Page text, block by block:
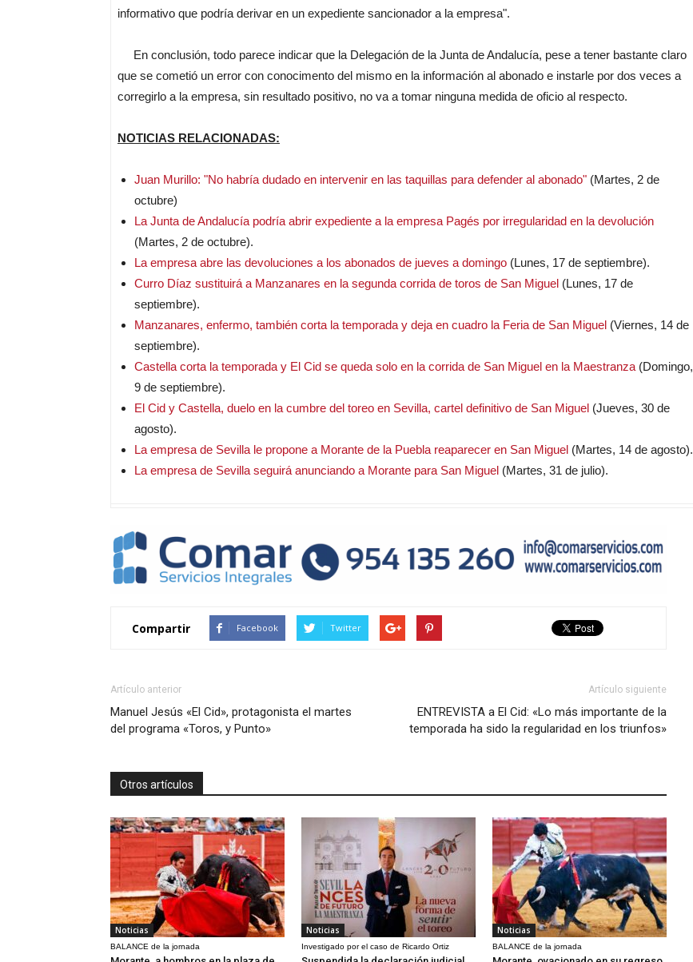
informativo que podría derivar en un expediente sancionador a la empresa".
En conclusión, todo parece indicar que la Delegación de la Junta de Andalucía, pese a tener bastante claro
que se cometió un error con conocimento del mismo en la información al abonado e instarle por dos veces a
corregirlo a la empresa, sin resultado positivo, no va a tomar ninguna medida de oficio al respecto.
NOTICIAS RELACIONADAS:
Juan Murillo: "No habría dudado en intervenir en las taquillas para defender al abonado" (Martes, 2 de
octubre)
La Junta de Andalucía podría abrir expediente a la empresa Pagés por irregularidad en la devolución
(Martes, 2 de octubre).
La empresa abre las devoluciones a los abonados de jueves a domingo (Lunes, 17 de septiembre).
Curro Díaz sustituirá a Manzanares en la segunda corrida de toros de San Miguel (Lunes, 17 de
septiembre).
Manzanares, enfermo, también corta la temporada y deja en cuadro la Feria de San Miguel (Viernes, 14 de
septiembre).
Castella corta la temporada y El Cid se queda solo en la corrida de San Miguel en la Maestranza (Domingo,
9 de septiembre).
El Cid y Castella, duelo en la cumbre del toreo en Sevilla, cartel definitivo de San Miguel (Jueves, 30 de
agosto).
La empresa de Sevilla le propone a Morante de la Puebla reaparecer en San Miguel (Martes, 14 de agosto).
La empresa de Sevilla seguirá anunciando a Morante para San Miguel (Martes, 31 de julio).
Compartir Facebook Twitter
Artículo anterior
Manuel Jesús «El Cid», protagonista el martes
del programa «Toros, y Punto»
Artículo siguiente
ENTREVISTA a El Cid: «Lo más importante de la
temporada ha sido la regularidad en los triunfos»
Otros artículos
Noticias
BALANCE de la jornada
Noticias
Investigado por el caso de Ricardo Ortiz
Noticias
BALANCE de la jornada